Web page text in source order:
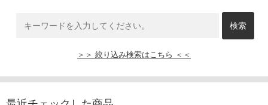
＞＞ 絞り込み検索はこちら ＜＜